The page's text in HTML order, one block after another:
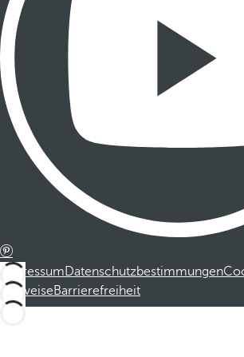
ImpressumDatenschutzbestimmungen
HinweiseBarrierefreiheit